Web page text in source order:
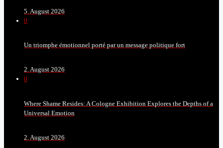
5. August 2026
0
Un triomphe émotionnel porté par un message politique fort
2. August 2026
0
Where Shame Resides: A Cologne Exhibition Explores the Depths of a
Universal Emotion
2. August 2026